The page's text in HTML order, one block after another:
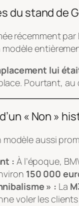
du stand de
récemment par
lui
Pourtant,
« Non »
aussi
: À l’époque,
150 000
» : La
voler les